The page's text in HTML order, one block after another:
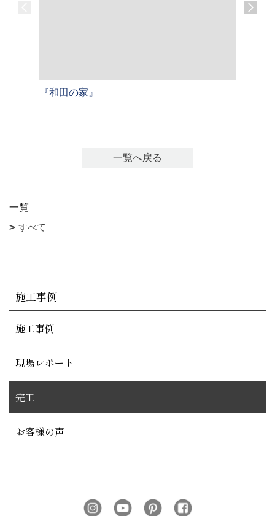
『和田の家』
一覧へ戻る
一覧
すべて
施工事例
施工事例
現場レポート
完工
お客様の声